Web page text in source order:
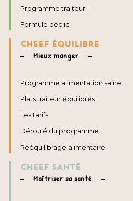
Programme traiteur
Formule déclic
CHEEF ÉQUILIBRE
Mieux manger
Programme alimentation saine
Plats traiteur équilibrés
Les tarifs
Déroulé du programme
Rééquilibrage alimentaire
CHEEF SANTÉ
Maîtriser sa santé